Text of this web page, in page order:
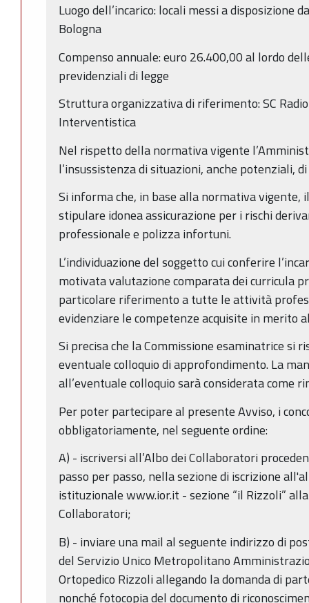
Luogo dell’incarico: locali messi a disposizione
Bologna
Compenso annuale: euro 26.400,00 al lordo
previdenziali di legge
Struttura organizzativa di riferimento: SC
Interventistica
Nel rispetto della normativa vigente
l’insussistenza di situazioni, anche potenziali,
Si informa che, in base alla normativa vigente,
stipulare idonea assicurazione per i rischi
professionale e polizza infortuni.
L’individuazione del soggetto cui conferire
motivata valutazione comparata dei curricula
particolare riferimento a tutte le attività
evidenziare le competenze acquisite in merito
Si precisa che la Commissione esaminatrice si
eventuale colloquio di approfondimento. La
all’eventuale colloquio sarà considerata come
Per poter partecipare al presente Avviso, i
obbligatoriamente, nel seguente ordine:
A) - iscriversi all’Albo dei Collaboratori
passo per passo, nella sezione di iscrizione
istituzionale www.ior.it - sezione “il Rizzoli”
Collaboratori;
B) - inviare una mail al seguente indirizzo di
del Servizio Unico Metropolitano
Ortopedico Rizzoli allegando la domanda di
nonché fotocopia del documento di